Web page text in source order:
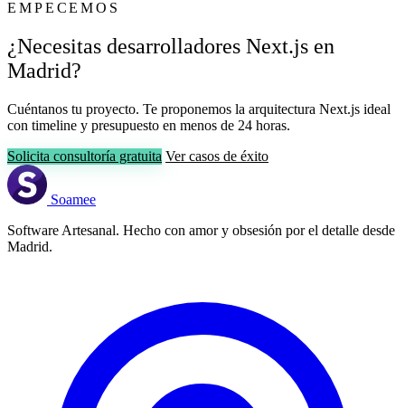
EMPECEMOS
¿Necesitas desarrolladores Next.js en
Madrid?
Cuéntanos tu proyecto. Te proponemos la arquitectura Next.js ideal
con timeline y presupuesto en menos de 24 horas.
Solicita consultoría gratuita Ver casos de éxito
Soamee
Software Artesanal. Hecho con amor y obsesión por el detalle desde
Madrid.